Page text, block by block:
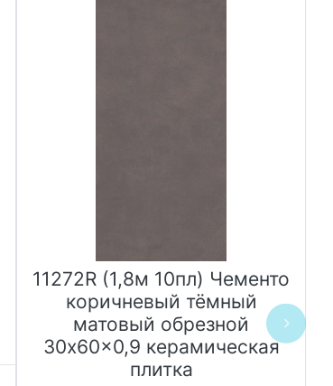
11272R (1,8м 10пл) Чементо
коричневый тёмный
матовый обрезной
30x60x0,9 керамическая
плитка